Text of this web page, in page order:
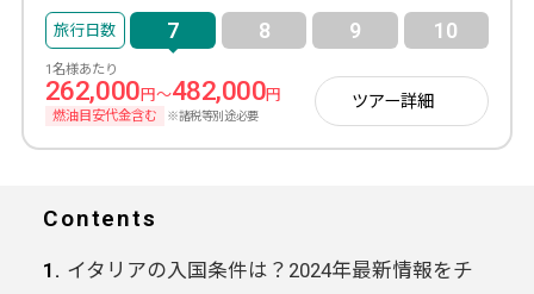
7 8 9 10
1名様あたり
262,000 円～482,000円
燃油目安代金含む ※諸税等別途必要
ツアー詳細
Contents
イタリアの入国条件は？2024年最新情報をチ